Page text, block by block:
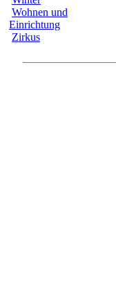
Wohnen und
Einrichtung
Zirkus